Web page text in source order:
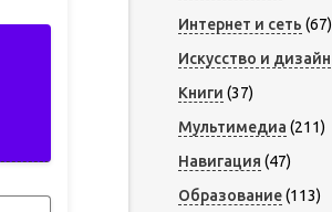
Интернет и сеть (67)
Искусство и дизайн
Книги (37)
Мультимедиа (211)
Навигация (47)
Образование(113)